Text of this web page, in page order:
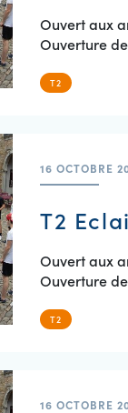
Ouvert aux
Ouverture
T2
16 OCTOBRE
T2
Ouvert aux
Ouverture
T2
16 OCTOBRE